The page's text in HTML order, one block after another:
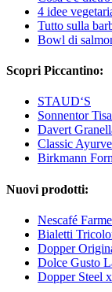
4 idee
Tutto sulla
Bowl di
Scopri Piccantino:
STAUD‘S
Sonnentor
Davert
Classic
Birkmann
Nuovi prodotti:
Nescafé
Bialetti
Dopper
Dolce Gusto
Dopper Steel